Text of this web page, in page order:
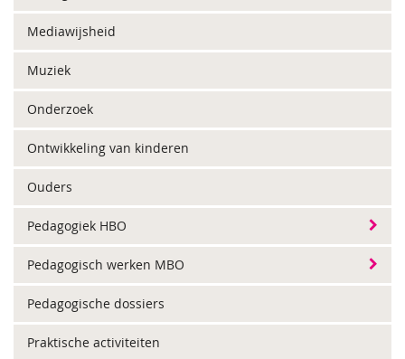
Mediawijsheid
Muziek
Onderzoek
Ontwikkeling van kinderen
Ouders
Pedagogiek HBO
Pedagogisch werken MBO
Pedagogische dossiers
Praktische activiteiten